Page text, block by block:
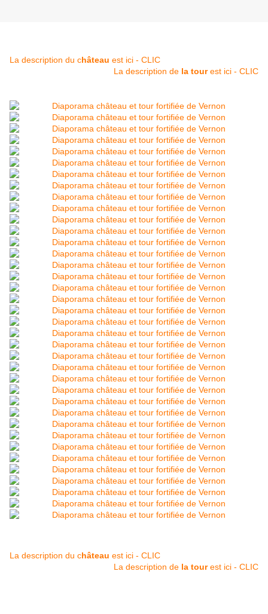
La description du château est ici - CLIC
La description de la tourest ici - CLIC
La description du château est ici - CLIC
La description de la tourest ici - CLIC